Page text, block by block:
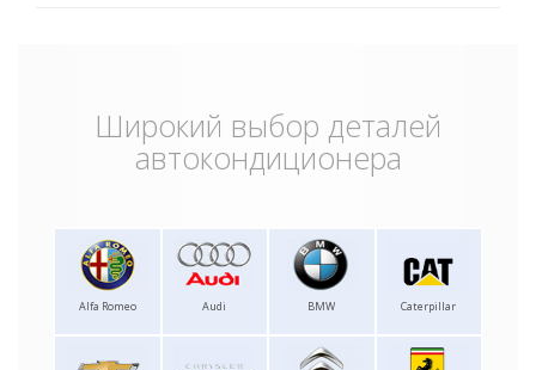
Широкий выбор деталей
автокондиционера
Alfa Romeo Audi BMW Caterpillar